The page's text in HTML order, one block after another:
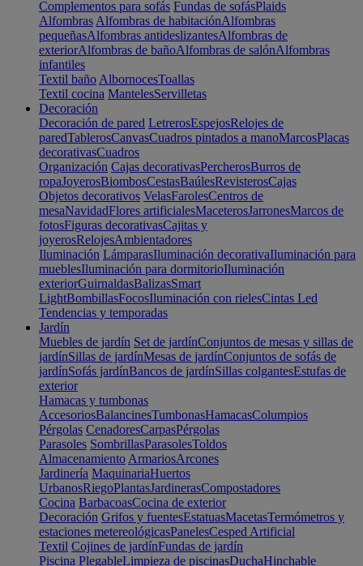
Complementos para sofás Fundas de sofásPlaids
Alfombras Alfombras de habitaciónAlfombras
pequeñasAlfombras antideslizantesAlfombras de
exteriorAlfombras de bañoAlfombras de salónAlfombras
infantiles
Textil baño AlbornocesToallas
Textil cocina MantelesServilletas
Decoración
Decoración de pared LetrerosEspejosRelojes de
paredTablerosCanvasCuadros pintados a manoMarcosPlacas
decorativasCuadros
Organización Cajas decorativasPercherosBurros de
ropaJoyerosBiombosCestasBaúlesRevisterosCajas
Objetos decorativos VelasFarolesCentros de
mesaNavidadFlores artificialesMaceterosJarronesMarcos de
fotosFiguras decorativasCajitas y
joyerosRelojesAmbientadores
Iluminación LámparasIluminación decorativaIluminación para
mueblesIluminación para dormitorioIluminación
exteriorGuirnaldasBalizasSmart
LightBombillasFocosIluminación con rielesCintas Led
Tendencias y temporadas
Jardín
Muebles de jardín Set de jardínConjuntos de mesas y sillas de
jardínSillas de jardínMesas de jardínConjuntos de sofás de
jardínSofás jardínBancos de jardínSillas colgantesEstufas de
exterior
Hamacas y tumbonas
AccesoriosBalancinesTumbonasHamacasColumpios
Pérgolas CenadoresCarpasPérgolas
Parasoles SombrillasParasolesToldos
Almacenamiento ArmariosArcones
Jardinería MaquinariaHuertos
UrbanosRiegoPlantasJardinerasCompostadores
Cocina BarbacoasCocina de exterior
Decoración Grifos y fuentesEstatuasMacetasTermómetros y
estaciones metereológicasPanelesCesped Artificial
Textil Cojines de jardínFundas de jardín
Piscina PlegableLimpieza de piscinasDuchaHinchable